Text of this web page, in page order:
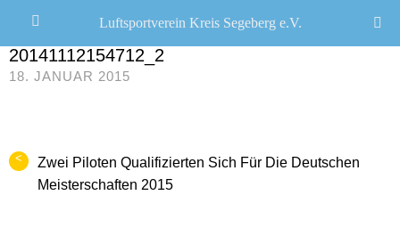
CHRISTOPH R. SCHWARZ 0 COMMENTS
20141112154712_2
18. JANUAR 2015
<
Zwei Piloten Qualifizierten Sich Für Die Deutschen
Meisterschaften 2015
Luftsportverein Kreis Segeberg e.V.